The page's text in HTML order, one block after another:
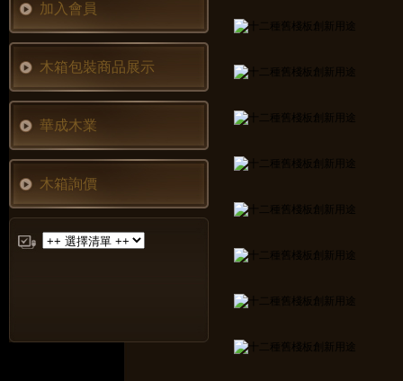
加入會員
木箱包裝商品展示
華成木業
木箱詢價